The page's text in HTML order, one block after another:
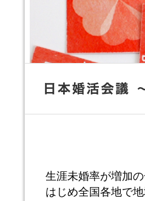
生涯未婚率が増加
はじめ全国各地で